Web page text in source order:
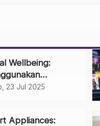
Wellbeing:
untuk
23 Jul 2025
Appliances: